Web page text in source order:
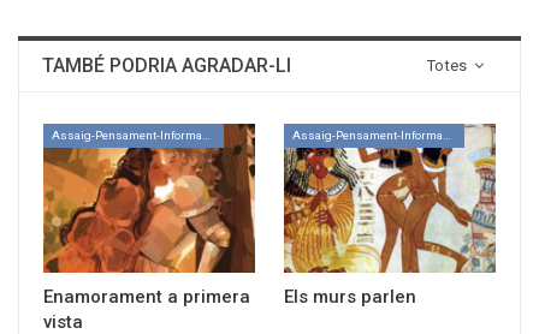
Totes
TAMBÉ PODRIA AGRADAR-LI
Assaig-Pensament-Informació
Enamorament a primera
vista
Assaig-Pensament-Informació
Els murs parlen